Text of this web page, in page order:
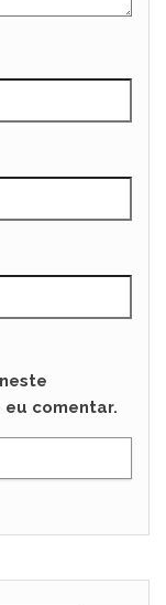
eu comentar.